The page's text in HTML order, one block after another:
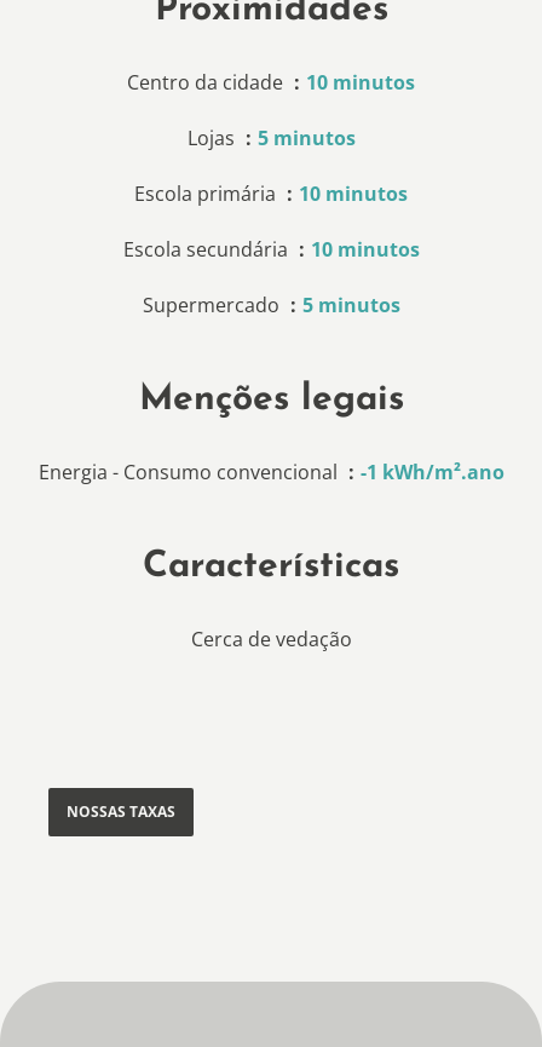
Proximidades
Centro da cidade 10 minutos
Lojas 5 minutos
Escola primária 10 minutos
Escola secundária 10 minutos
Supermercado 5 minutos
Menções legais
Energia - Consumo convencional -1 kWh/m².ano
Características
Cerca de vedação
NOSSAS TAXAS